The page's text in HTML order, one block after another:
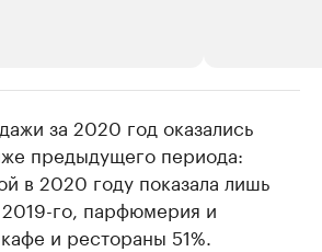
и
продукции
в каталоге
Страховые
Посмотрите в
за 2020 год оказались
предыдущего периода:
в 2020 году показала лишь
го, парфюмерия и
и рестораны 51%.